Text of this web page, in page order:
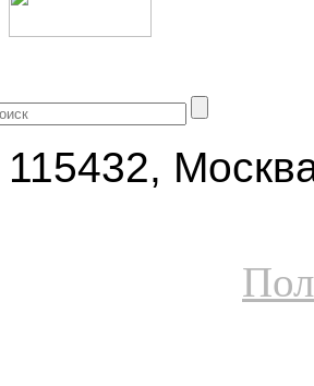
115432,